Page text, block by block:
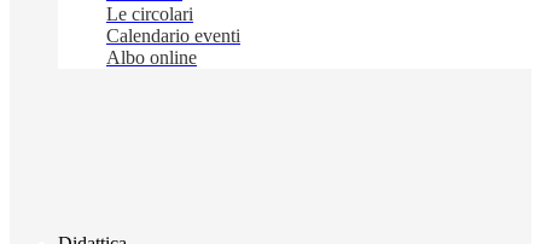
Le circolari
Calendario eventi
Albo online